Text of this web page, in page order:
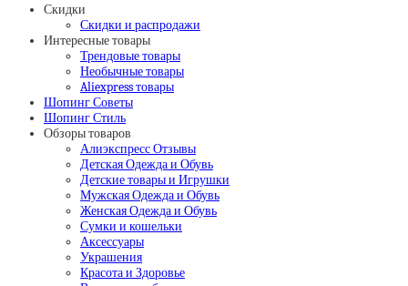
Скидки
Скидки и распродажи
Интересные товары
Трендовые товары
Необычные товары
Aliexpress товары
Шопинг Советы
Шопинг Стиль
Обзоры товаров
Алиэкспресс Отзывы
Детская Одежда и Обувь
Детские товары и Игрушки
Мужская Одежда и Обувь
Женская Одежда и Обувь
Сумки и кошельки
Аксессуары
Украшения
Красота и Здоровье